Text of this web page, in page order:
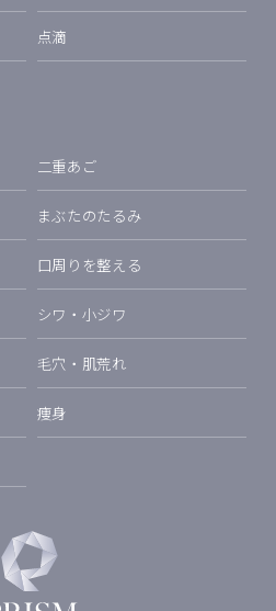
点滴
二重あご
まぶたのたるみ
口周りを整える
シワ・小ジワ
毛穴・肌荒れ
痩身